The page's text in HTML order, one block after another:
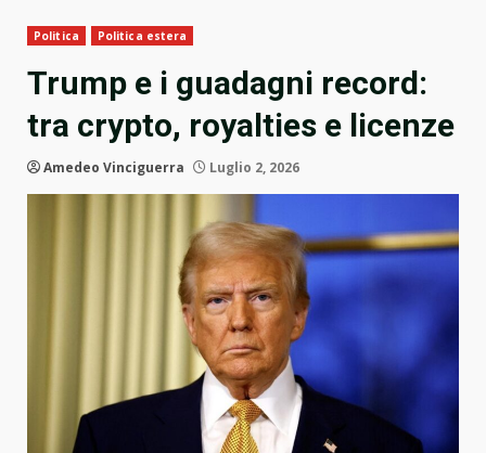
Politica Politica estera
Trump e i guadagni record:
tra crypto, royalties e licenze
Amedeo Vinciguerra Luglio 2, 2026